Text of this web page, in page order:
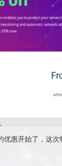
优惠开始了，这